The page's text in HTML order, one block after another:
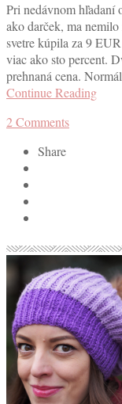
Pri nedávnom hľadaní
ako darček, ma
svetre kúpila za 9
viac ako sto percent.
prehnaná cena.
Continue Reading
2Comments
Share